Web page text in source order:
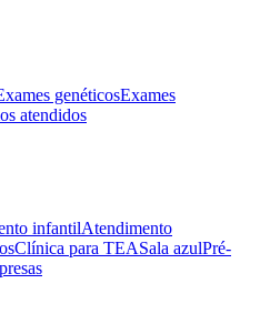
genéticosExames
atendidos
infantilAtendimento
Clínica para TEASala azulPré-